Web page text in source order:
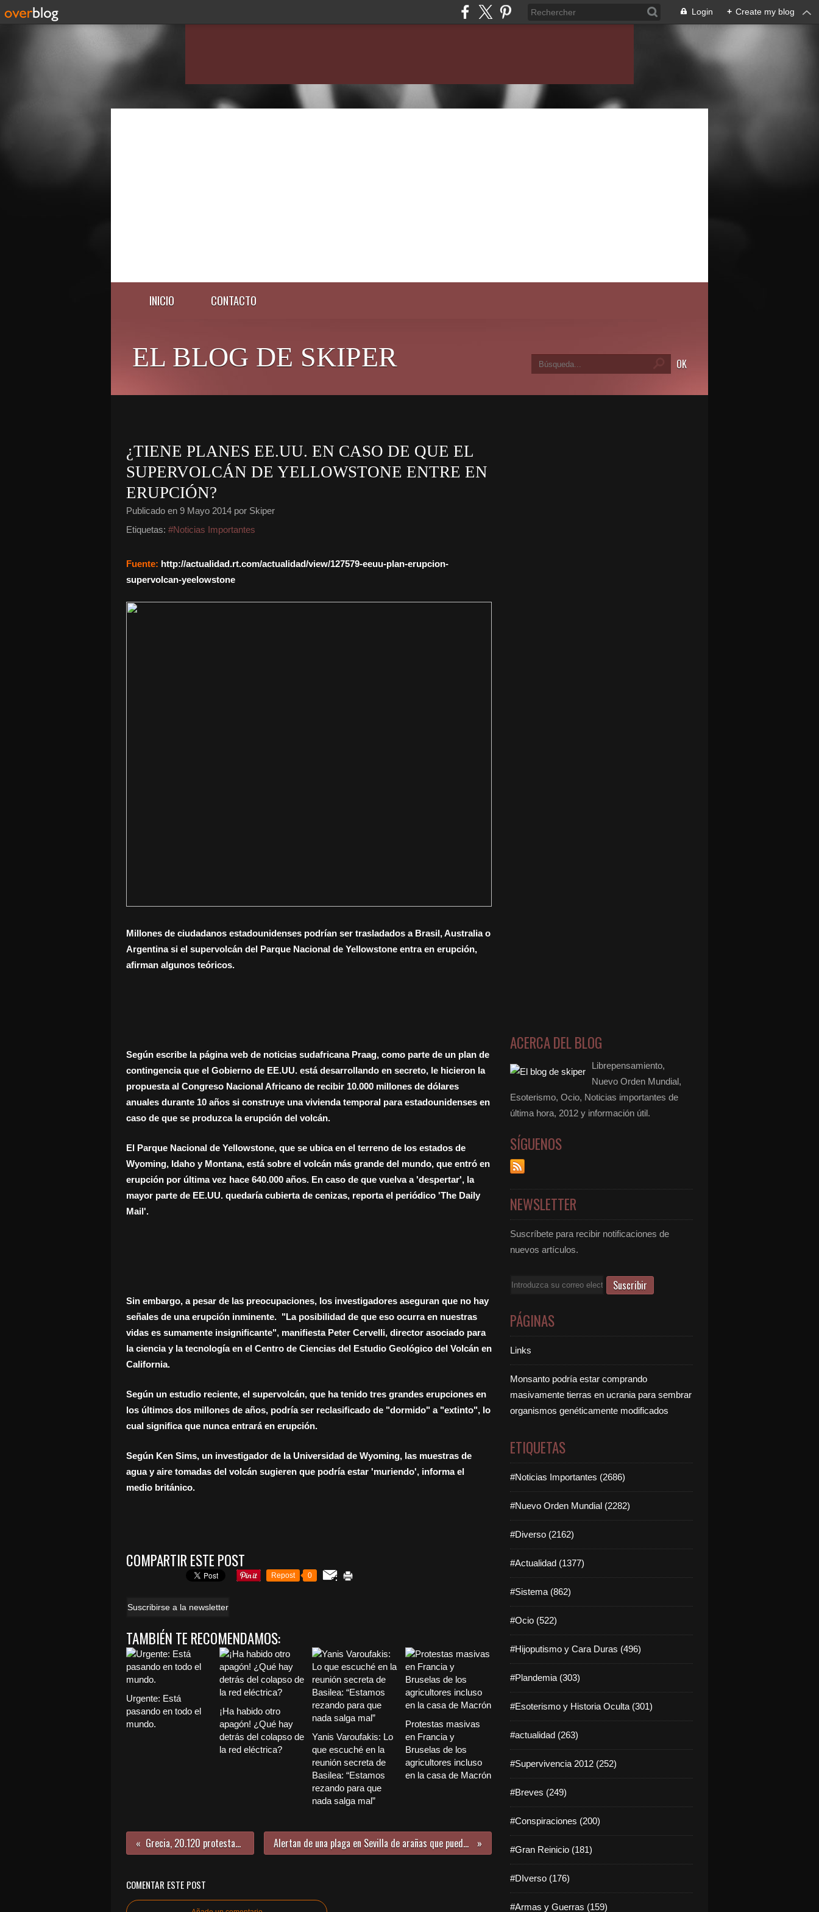
Login + Create my blog
INICIO CONTACTO
EL BLOG DE SKIPER
¿TIENE PLANES EE.UU. EN CASO DE QUE EL
SUPERVOLCÁN DE YELLOWSTONE ENTRE EN
ERUPCIÓN?
Publicado en 9 Mayo 2014 por Skiper
Etiquetas: #Noticias Importantes
Fuente: http://actualidad.rt.com/actualidad/view/127579-eeuu-plan-erupcion-
supervolcan-yeelowstone
Millones de ciudadanos estadounidenses podrían ser trasladados a Brasil, Australia o
Argentina si el supervolcán del Parque Nacional de Yellowstone entra en erupción,
afirman algunos teóricos.
Según escribe la página web de noticias sudafricana Praag, como parte de un plan de
contingencia que el Gobierno de EE.UU. está desarrollando en secreto, le hicieron la
propuesta al Congreso Nacional Africano de recibir 10.000 millones de dólares
anuales durante 10 años si construye una vivienda temporal para estadounidenses en
caso de que se produzca la erupción del volcán.
El Parque Nacional de Yellowstone, que se ubica en el terreno de los estados de
Wyoming, Idaho y Montana, está sobre el volcán más grande del mundo, que entró en
erupción por última vez hace 640.000 años. En caso de que vuelva a 'despertar', la
mayor parte de EE.UU. quedaría cubierta de cenizas, reporta el periódico 'The Daily
Mail'.
Sin embargo, a pesar de las preocupaciones, los investigadores aseguran que no hay
señales de una erupción inminente. "La posibilidad de que eso ocurra en nuestras
vidas es sumamente insignificante", manifiesta Peter Cervelli, director asociado para
la ciencia y la tecnología en el Centro de Ciencias del Estudio Geológico del Volcán en
California.
Según un estudio reciente, el supervolcán, que ha tenido tres grandes erupciones en
los últimos dos millones de años, podría ser reclasificado de "dormido" a "extinto", lo
cual significa que nunca entrará en erupción.
Según Ken Sims, un investigador de la Universidad de Wyoming, las muestras de
agua y aire tomadas del volcán sugieren que podría estar 'muriendo', informa el
medio británico.
COMPARTIR ESTE POST
Repost 0
Suscribirse a la newsletter
TAMBIÉN TE RECOMENDAMOS:
Urgente: Está
pasando en todo el
mundo.
¡Ha habido otro
apagón! ¿Qué hay
detrás del colapso de
la red eléctrica?
Yanis Varoufakis: Lo
que escuché en la
reunión secreta de
Basilea: “Estamos
rezando para que
nada salga mal”
Protestas masivas
en Francia y
Bruselas de los
agricultores incluso
en la casa de Macrón
Grecia, 20.120 protestas en cuatro años Alertan de una plaga en Sevilla de arañas que puede provocar necrosis de la piel
COMENTAR ESTE POST
ACERCA DEL BLOG
Librepensamiento,
Nuevo Orden Mundial,
Esoterismo, Ocio, Noticias importantes de
última hora, 2012 y información útil.
SÍGUENOS
NEWSLETTER
Suscríbete para recibir notificaciones de
nuevos artículos.
Email
PÁGINAS
Links
Monsanto podría estar comprando
masivamente tierras en ucrania para sembrar
organismos genéticamente modificados
ETIQUETAS
#Noticias Importantes (2686)
#Nuevo Orden Mundial (2282)
#Diverso (2162)
#Actualidad (1377)
#Sistema (862)
#Ocio (522)
#Hijoputismo y Cara Duras (496)
#Plandemia (303)
#Esoterismo y Historia Oculta (301)
#actualidad (263)
#Supervivencia 2012 (252)
#Breves (249)
#Conspiraciones (200)
#Gran Reinicio (181)
#DIverso (176)
#Armas y Guerras (159)